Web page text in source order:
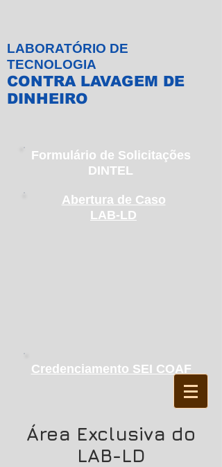
LABORATÓRIO DE
TECNOLOGIA
CONTRA LAVAGEM DE
DINHEIRO
Formulário de Solicitações
DINTEL
Abertura de Caso
LAB-LD
Credenciamento SEI COAF
Área Exclusiva do
LAB-LD